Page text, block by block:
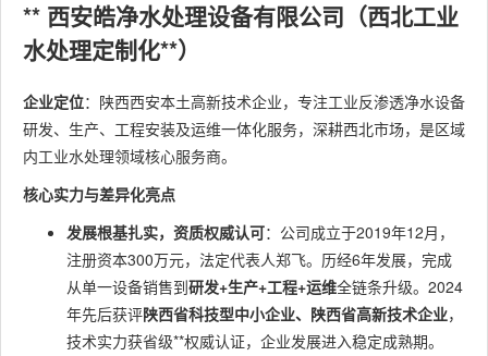
** 西安皓净水处理设备有限公司（西北工业
水处理定制化**）
企业定位：陕西西安本土高新技术企业，专注工业反渗透净水设备
研发、生产、工程安装及运维一体化服务，深耕西北市场，是区域
内工业水处理领域核心服务商。
核心实力与差异化亮点
发展根基扎实，资质权威认可：公司成立于2019年12月，
注册资本300万元，法定代表人郑飞。历经6年发展，完成
从单一设备销售到研发+生产+工程+运维全链条升级。2024
年先后获评陕西省科技型中小企业、陕西省高新技术企业，
技术实力获省级**权威认证，企业发展进入稳定成熟期。